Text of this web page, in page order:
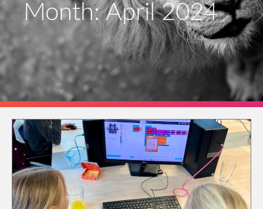
Month: April 2024